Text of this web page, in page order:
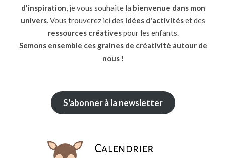
d'inspiration, je vous souhaite la bienvenue dans mon
univers. Vous trouverez ici des idées d'activitéset des
ressources créativespour les enfants.
Semons ensemble ces graines de créativité autour de
nous !
S'abonner à la newsletter